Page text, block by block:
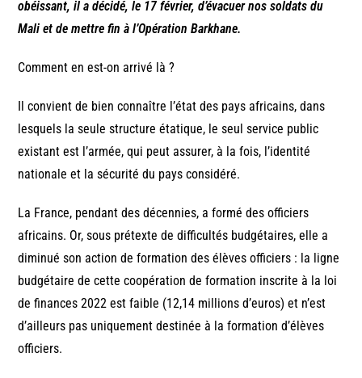
obéissant, il a décidé, le 17 février, d’évacuer nos soldats du
Mali et de mettre fin à l’Opération Barkhane.
Comment en est-on arrivé là ?
Il convient de bien connaître l’état des pays africains, dans
lesquels la seule structure étatique, le seul service public
existant est l’armée, qui peut assurer, à la fois, l’identité
nationale et la sécurité du pays considéré.
La France, pendant des décennies, a formé des officiers
africains. Or, sous prétexte de difficultés budgétaires, elle a
diminué son action de formation des élèves officiers : la ligne
budgétaire de cette coopération de formation inscrite à la loi
de finances 2022 est faible (12,14 millions d’euros) et n’est
d’ailleurs pas uniquement destinée à la formation d’élèves
officiers.